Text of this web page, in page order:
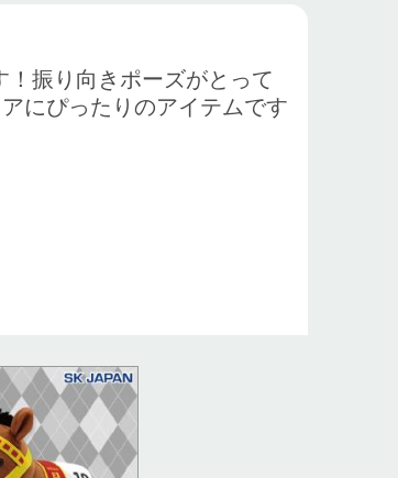
振り向きポーズがとって
にぴったりのアイテムです